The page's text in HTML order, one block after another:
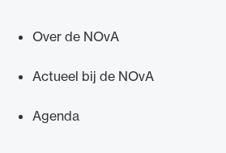
Over de NOvA
Actueel bij de NOvA
Agenda